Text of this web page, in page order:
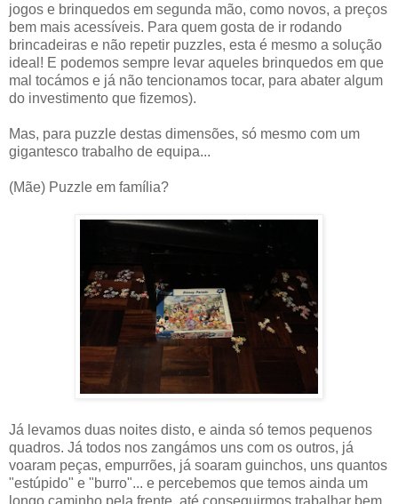
jogos e brinquedos em segunda mão, como novos, a preços
bem mais acessíveis. Para quem gosta de ir rodando
brincadeiras e não repetir puzzles, esta é mesmo a solução
ideal! E podemos sempre levar aqueles brinquedos em que
mal tocámos e já não tencionamos tocar, para abater algum
do investimento que fizemos).
Mas, para puzzle destas dimensões, só mesmo com um
gigantesco trabalho de equipa...
(Mãe) Puzzle em família?
Já levamos duas noites disto, e ainda só temos pequenos
quadros. Já todos nos zangámos uns com os outros, já
voaram peças, empurrões, já soaram guinchos, uns quantos
"estúpido" e "burro"... e percebemos que temos ainda um